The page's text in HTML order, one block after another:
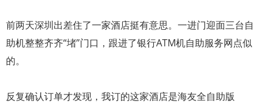
前两天深圳出差住了一家酒店挺有意思。一进门迎面三台自
助机整整齐齐“堵”门口，跟进了银行ATM机自助服务网点似
的。
反复确认订单才发现，我订的这家酒店是海友全自助版